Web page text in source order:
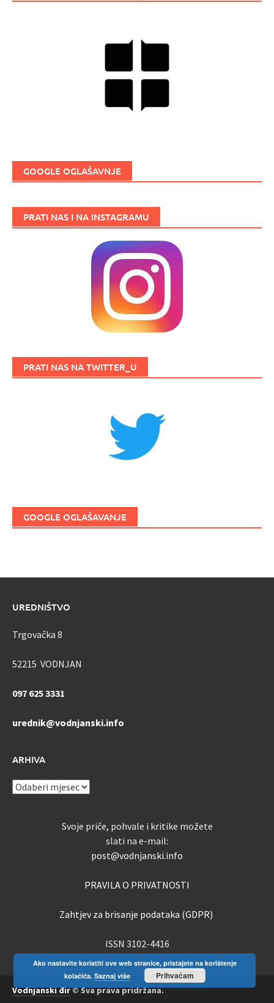
GOOGLE OGLAŠAVNJE
PRATI NAS I NA INSTAGRAMU
PRATI NAS NA TWITTER_U
GOOGLE OGLAŠAVANJE
UREDNIŠTVO
Trgovačka 8
52215 VODNJAN
097 625 3331
urednik@vodnjanski.info
ARHIVA
ARHIVA
Svoje priče, pohvale i kritike možete
slati na e-mail:
post@vodnjanski.info
PRAVILA O PRIVATNOSTI
Zahtjev za brisanje podataka (GDPR)
ISSN 3102-4416
Vodnjanski đir© Sva prava pridržana.
Ako nastavite koristiti ove web stranice, pristajete na korištenje
kolačića. Saznaj više Prihvaćam